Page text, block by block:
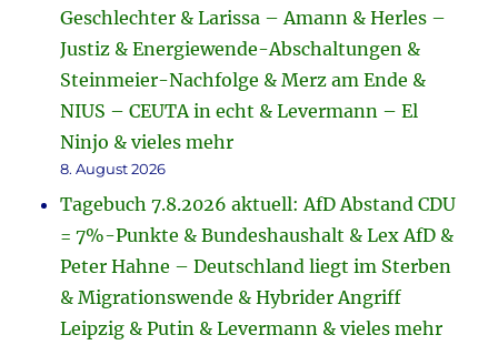
Geschlechter & Larissa – Amann & Herles –
Justiz & Energiewende-Abschaltungen &
Steinmeier-Nachfolge & Merz am Ende &
NIUS – CEUTA in echt & Levermann – El
Ninjo & vieles mehr
8. August 2026
Tagebuch 7.8.2026 aktuell: AfD Abstand CDU
= 7%-Punkte & Bundeshaushalt & Lex AfD &
Peter Hahne – Deutschland liegt im Sterben
& Migrationswende & Hybrider Angriff
Leipzig & Putin & Levermann & vieles mehr